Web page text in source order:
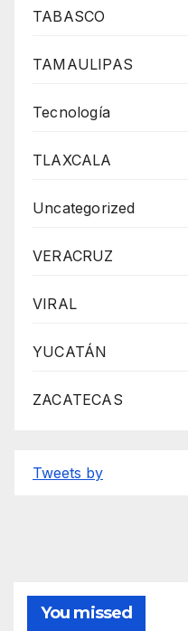
TABASCO
TAMAULIPAS
Tecnología
TLAXCALA
Uncategorized
VERACRUZ
VIRAL
YUCATÁN
ZACATECAS
Tweets by
You missed